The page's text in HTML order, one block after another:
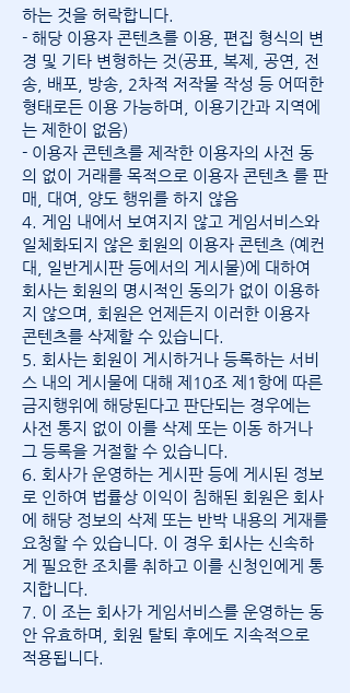
하는 것을 허락합니다.
- 해당 이용자 콘텐츠를 이용, 편집 형식의 변
경 및 기타 변형하는 것(공표, 복제, 공연, 전
송, 배포, 방송, 2차적 저작물 작성 등 어떠한
형태로든 이용 가능하며, 이용기간과 지역에
는 제한이 없음)
- 이용자 콘텐츠를 제작한 이용자의 사전 동
의 없이 거래를 목적으로 이용자 콘텐츠 를 판
매, 대여, 양도 행위를 하지 않음
4. 게임 내에서 보여지지 않고 게임서비스와
일체화되지 않은 회원의 이용자 콘텐츠 (예컨
대, 일반게시판 등에서의 게시물)에 대하여
회사는 회원의 명시적인 동의가 없이 이용하
지 않으며, 회원은 언제든지 이러한 이용자
콘텐츠를 삭제할 수 있습니다.
5. 회사는 회원이 게시하거나 등록하는 서비
스 내의 게시물에 대해 제10조 제1항에 따른
금지행위에 해당된다고 판단되는 경우에는
사전 통지 없이 이를 삭제 또는 이동 하거나
그 등록을 거절할 수 있습니다.
6. 회사가 운영하는 게시판 등에 게시된 정보
로 인하여 법률상 이익이 침해된 회원은 회사
에 해당 정보의 삭제 또는 반박 내용의 게재를
요청할 수 있습니다. 이 경우 회사는 신속하
게 필요한 조치를 취하고 이를 신청인에게 통
지합니다.
7. 이 조는 회사가 게임서비스를 운영하는 동
안 유효하며, 회원 탈퇴 후에도 지속적으로
적용됩니다.